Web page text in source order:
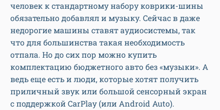
человек к стандартному набору коврики-шины
обязательно добавлял и музыку. Сейчас в даже
недорогие машины ставят аудиосистемы, так
что для большинства такая необходимость
отпала. Но до сих пор можно купить
комплектацию бюджетного авто без «музыки». А
ведь еще есть и люди, которые хотят получить
приличный звук или большой сенсорный экран
с поддержкой CarPlay (или Android Auto).